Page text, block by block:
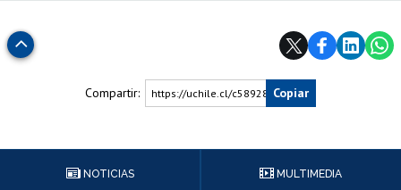
Subir
Compartir: https://uchile.cl/c58928 Copiar
NOTICIAS MULTIMEDIA